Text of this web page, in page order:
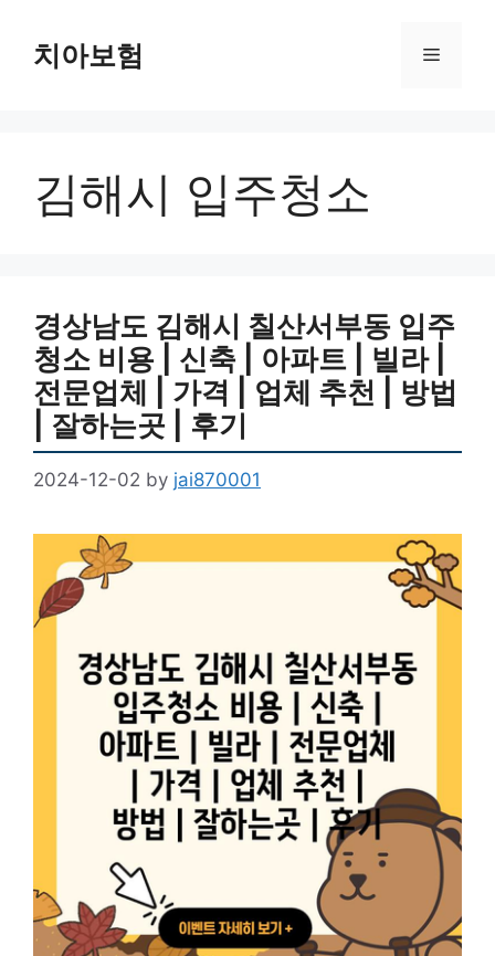
content치아보험 Menu
김해시 입주청소
경상남도 김해시 칠산서부동 입주
청소 비용 | 신축 | 아파트 | 빌라 |
전문업체 | 가격 | 업체 추천 | 방법
| 잘하는곳 | 후기
2024-12-02 by jai870001